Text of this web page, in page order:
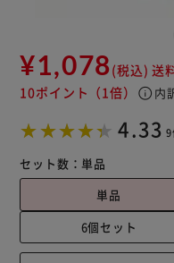
¥1,078(税込) 送
10ポイント （1倍） info 内
4.33 9
セット数： 単品
単品
6個セット